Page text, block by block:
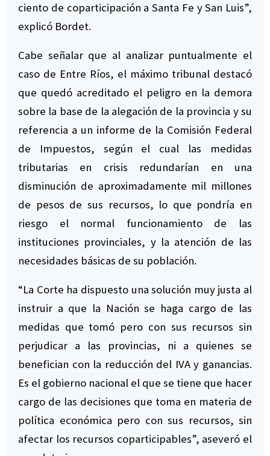
ciento de coparticipación a Santa Fe y San Luis”,
explicó Bordet.
Cabe señalar que al analizar puntualmente el
caso de Entre Ríos, el máximo tribunal destacó
que quedó acreditado el peligro en la demora
sobre la base de la alegación de la provincia y su
referencia a un informe de la Comisión Federal
de Impuestos, según el cual las medidas
tributarias en crisis redundarían en una
disminución de aproximadamente mil millones
de pesos de sus recursos, lo que pondría en
riesgo el normal funcionamiento de las
instituciones provinciales, y la atención de las
necesidades básicas de su población.
“La Corte ha dispuesto una solución muy justa al
instruir a que la Nación se haga cargo de las
medidas que tomó pero con sus recursos sin
perjudicar a las provincias, ni a quienes se
benefician con la reducción del IVA y ganancias.
Es el gobierno nacional el que se tiene que hacer
cargo de las decisiones que toma en materia de
política económica pero con sus recursos, sin
afectar los recursos coparticipables”, aseveró el